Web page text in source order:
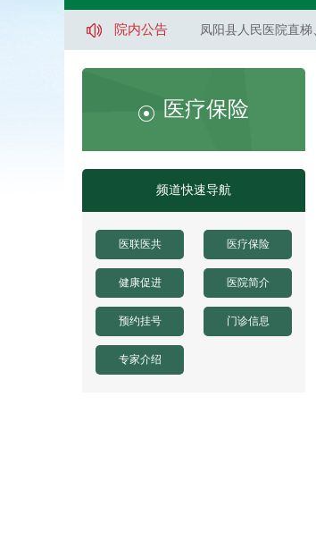
院内公告
凤阳县人民医院直
凤阳县人民医院直梯
凤阳县人民医院索诺
凤阳县武店镇中心
凤阳县人民医院骨科
凤阳县人民医院鼻镜
医疗保险
频道快速导航
医联医共 医疗保险
健康促进 医院简介
预约挂号 门诊信息
专家介绍